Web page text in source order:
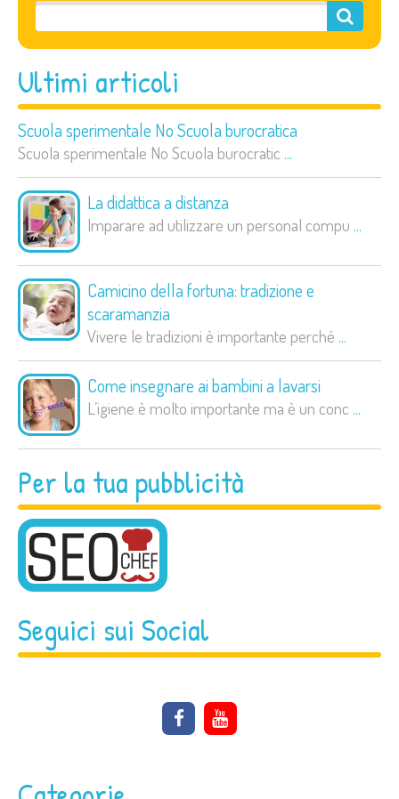
Ultimi articoli
Scuola sperimentale No Scuola burocratica
Scuola sperimentale No Scuola burocratic ...
La didattica a distanza
Imparare ad utilizzare un personal compu ...
Camicino della fortuna: tradizione e
scaramanzia
Vivere le tradizioni è importante perché ...
Come insegnare ai bambini a lavarsi
L’igiene è molto importante ma è un conc ...
Per la tua pubblicità
Seguici sui Social